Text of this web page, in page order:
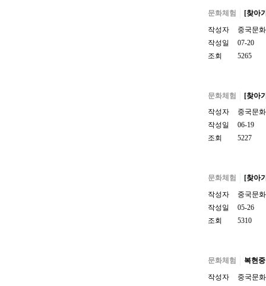
문화체험
[찾아
작성자
중국문
작성일
07-20
조회
5265
문화체험
[찾아
작성자
중국문
작성일
06-19
조회
5227
문화체험
[찾아
작성자
중국문
작성일
05-26
조회
5310
문화체험
복현
작성자
중국문